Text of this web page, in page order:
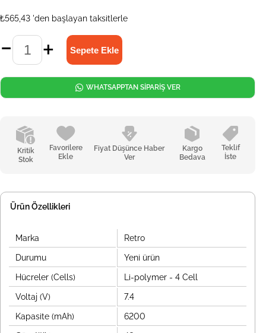
₺565,43 'den başlayan taksitlerle
Kritik
Stok
Favorilere
Ekle
Fiyat Düşünce Haber
Ver
Kargo
Bedava
Teklif
İste
WHATSAPPTAN SİPARİŞ VER
Ürün Özellikleri
Marka Retro
Durumu Yeni ürün
Hücreler (Cells) Li-polymer - 4 Cell
Voltaj (V) 7.4
Kapasite (mAh) 6200